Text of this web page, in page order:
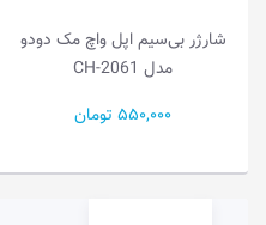
شارژر بی‌سیم اپل واچ مک دودو
مدل CH-2061
550,000 تومان